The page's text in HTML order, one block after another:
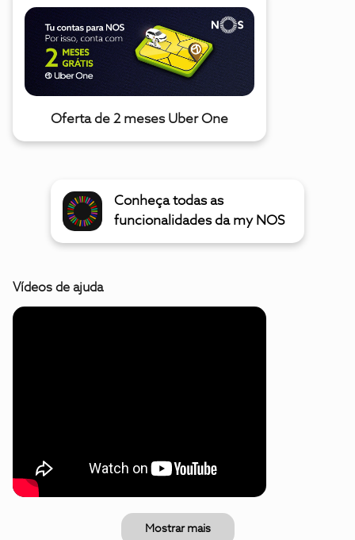
Oferta de 2 meses Uber One
Conheça todas as
funcionalidades da my NOS
Vídeos de ajuda
Mostrar mais